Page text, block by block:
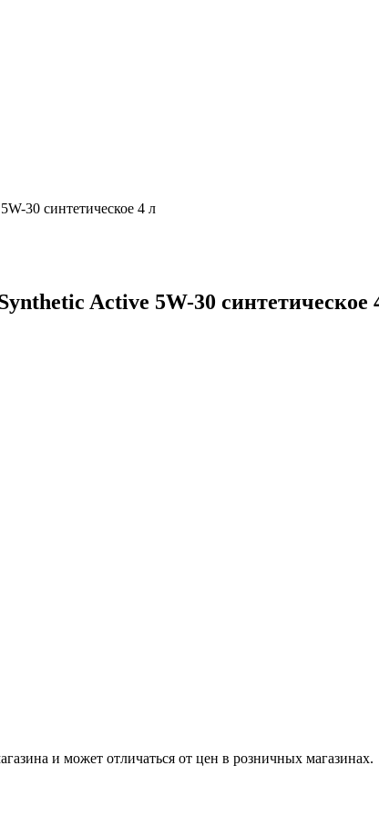
30 синтетическое 4 л
Active 5W-30 синтетическое
и может отличаться от цен в розничных магазинах.